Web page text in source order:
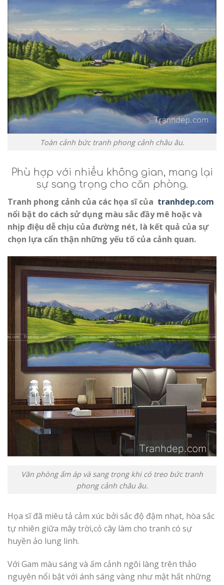
Toàn cảnh bức tranh phong cảnh châu âu.
Phù hợp với nhiều không gian, mang lại
sự sang trọng cho căn phòng.
Tranh phong cảnh của các họa sĩ của tranhdep.com
nổi bật do cách sử dụng màu sắc đầy mê hoặc và
nhịp điệu dễ chịu của đường nét, là kết quả của sự
chọn lựa cẩn thận những yếu tố của cảnh quan.
Văn phòng ấm áp và sang trọng khi có treo bức tranh
phong cảnh châu âu.
Họa sĩ đã miêu tả cảm xúc bởi sắc độ đậm nhạt, hòa sắc
tự nhiên giữa mây trời,cỏ cây làm cho tranh có sự
huyền ảo lung linh.
Với Gam màu sáng và ấm cảnh ngôi làng trên thảo
nguyên nổi bật với ánh sáng vàng như mật hất những